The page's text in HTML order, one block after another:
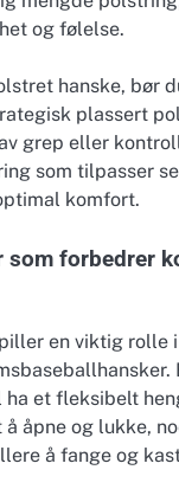
og følelse.
hanske, bør
plassert
grep eller
som tilpasser
komfort.
som forbedrer
en viktig rolle
ha et fleksibelt
åpne og lukke,
å fange og